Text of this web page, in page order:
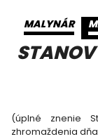
MALYNÁR
(úplné znenie
zhromaždenia dňa